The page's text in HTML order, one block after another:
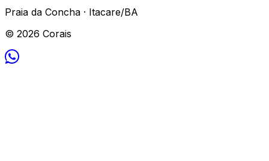
Praia da Concha · Itacare/BA
© 2026 Corais